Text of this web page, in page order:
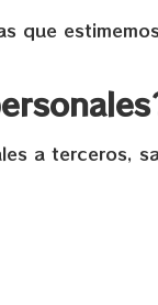
que
a terceros,